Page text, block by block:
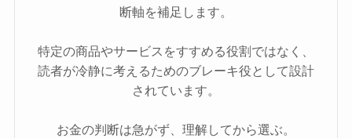
断軸を補足します。
特定の商品やサービスをすすめる役割ではなく、
読者が冷静に考えるためのブレーキ役として設計
されています。
お金の判断は急がず、理解してから選ぶ。